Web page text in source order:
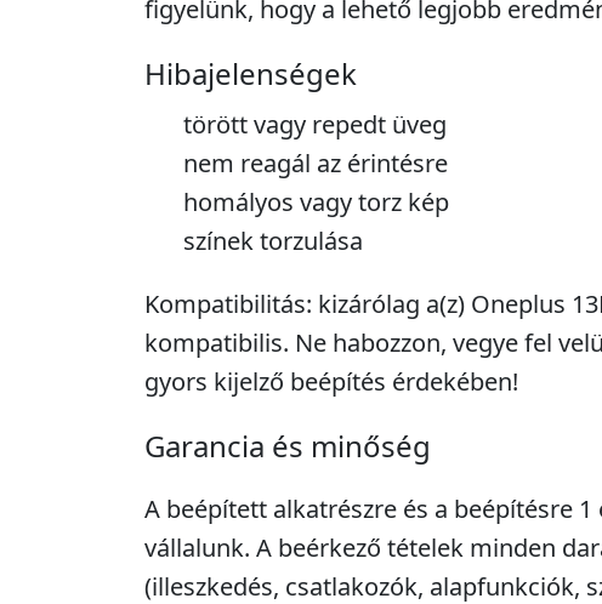
figyelünk, hogy a lehető legjobb
Hibajelenségek
törött vagy repedt üveg
nem reagál az érintésre
homályos vagy torz kép
színek torzulása
Kompatibilitás: kizárólag a(z) Oneplus
kompatibilis. Ne habozzon, vegye fel
gyors kijelző beépítés érdekében!
Garancia és minőség
A beépített alkatrészre és a beépítésre 1
vállalunk. A beérkező tételek minden
(illeszkedés, csatlakozók, alapfunkciók,